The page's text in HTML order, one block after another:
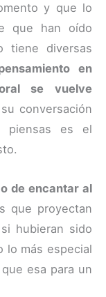
y que lo
que han oído
tiene diversas
en
se vuelve
conversación
piensas es el
de encantar al
que proyectan
hubieran sido
lo más especial
esa para un